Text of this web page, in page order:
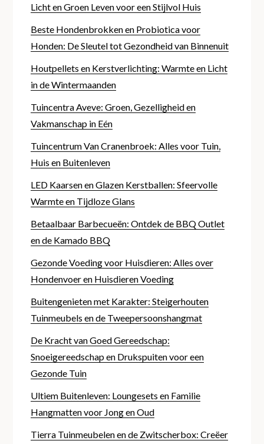
Licht en Groen Leven voor een Stijlvol Huis
Beste Hondenbrokken en Probiotica voor
Honden: De Sleutel tot Gezondheid van Binnenuit
Houtpellets en Kerstverlichting: Warmte en Licht
in de Wintermaanden
Tuincentra Aveve: Groen, Gezelligheid en
Vakmanschap in Eén
Tuincentrum Van Cranenbroek: Alles voor Tuin,
Huis en Buitenleven
LED Kaarsen en Glazen Kerstballen: Sfeervolle
Warmte en Tijdloze Glans
Betaalbaar Barbecueën: Ontdek de BBQ Outlet
en de Kamado BBQ
Gezonde Voeding voor Huisdieren: Alles over
Hondenvoer en Huisdieren Voeding
Buitengenieten met Karakter: Steigerhouten
Tuinmeubels en de Tweepersoonshangmat
De Kracht van Goed Gereedschap:
Snoeigereedschap en Drukspuiten voor een
Gezonde Tuin
Ultiem Buitenleven: Loungesets en Familie
Hangmatten voor Jong en Oud
Tierra Tuinmeubelen en de Zwitscherbox: Creëer